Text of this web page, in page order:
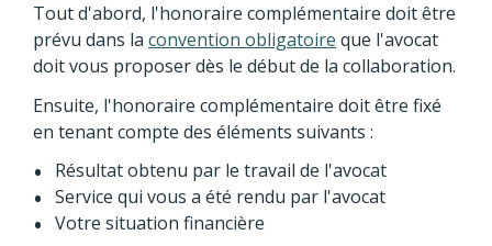
Tout d'abord, l'honoraire complémentaire doit être
prévu dans la convention obligatoire que l'avocat
doit vous proposer dès le début de la collaboration.
Ensuite, l'honoraire complémentaire doit être fixé
en tenant compte des éléments suivants :
Résultat obtenu par le travail de l'avocat
Service qui vous a été rendu par l'avocat
Votre situation financière